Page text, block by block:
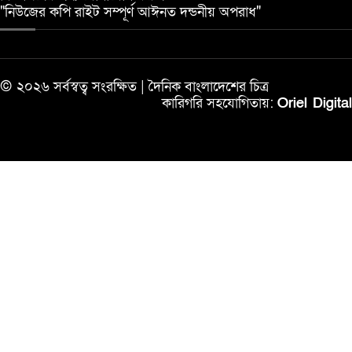
"নিউজের কপি রাইট সম্পূর্ণ আঈনত দন্ডনীয় অপরাধ"
© ২০২৬ সর্বস্বত্ব সংরক্ষিত | দৈনিক বাংলাদেশের চিত্র
কারিগরি সহযোগিতায়: Oriel Digital